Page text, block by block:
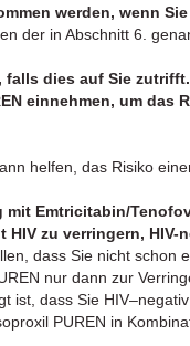
werden, wenn
der in Abschnitt 6.
falls dies auf Sie zutrifft.
einnehmen, um das
helfen, das Risiko
Emtricitabin/
zu verringern, HIV-
dass Sie nicht schon
nur dann zur
ist, dass Sie
PUREN in